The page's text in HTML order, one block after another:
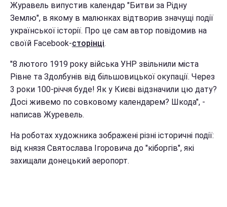
Журавель випустив календар "Битви за Рідну
Землю", в якому в малюнках відтворив значущі події
української історії. Про це сам автор повідомив на
своїй Facebook-сторінці.
"8 лютого 1919 року війська УНР звільнили міста
Рівне та Здолбунів від більшовицької окупації. Через
3 роки 100-річчя буде! Як у Києві відзначили цю дату?
Досі живемо по совковому календарем? Шкода", -
написав Журевель.
На роботах художника зображені різні історичні події:
від князя Святослава Ігоровича до "кіборгів", які
захищали донецький аеропорт.